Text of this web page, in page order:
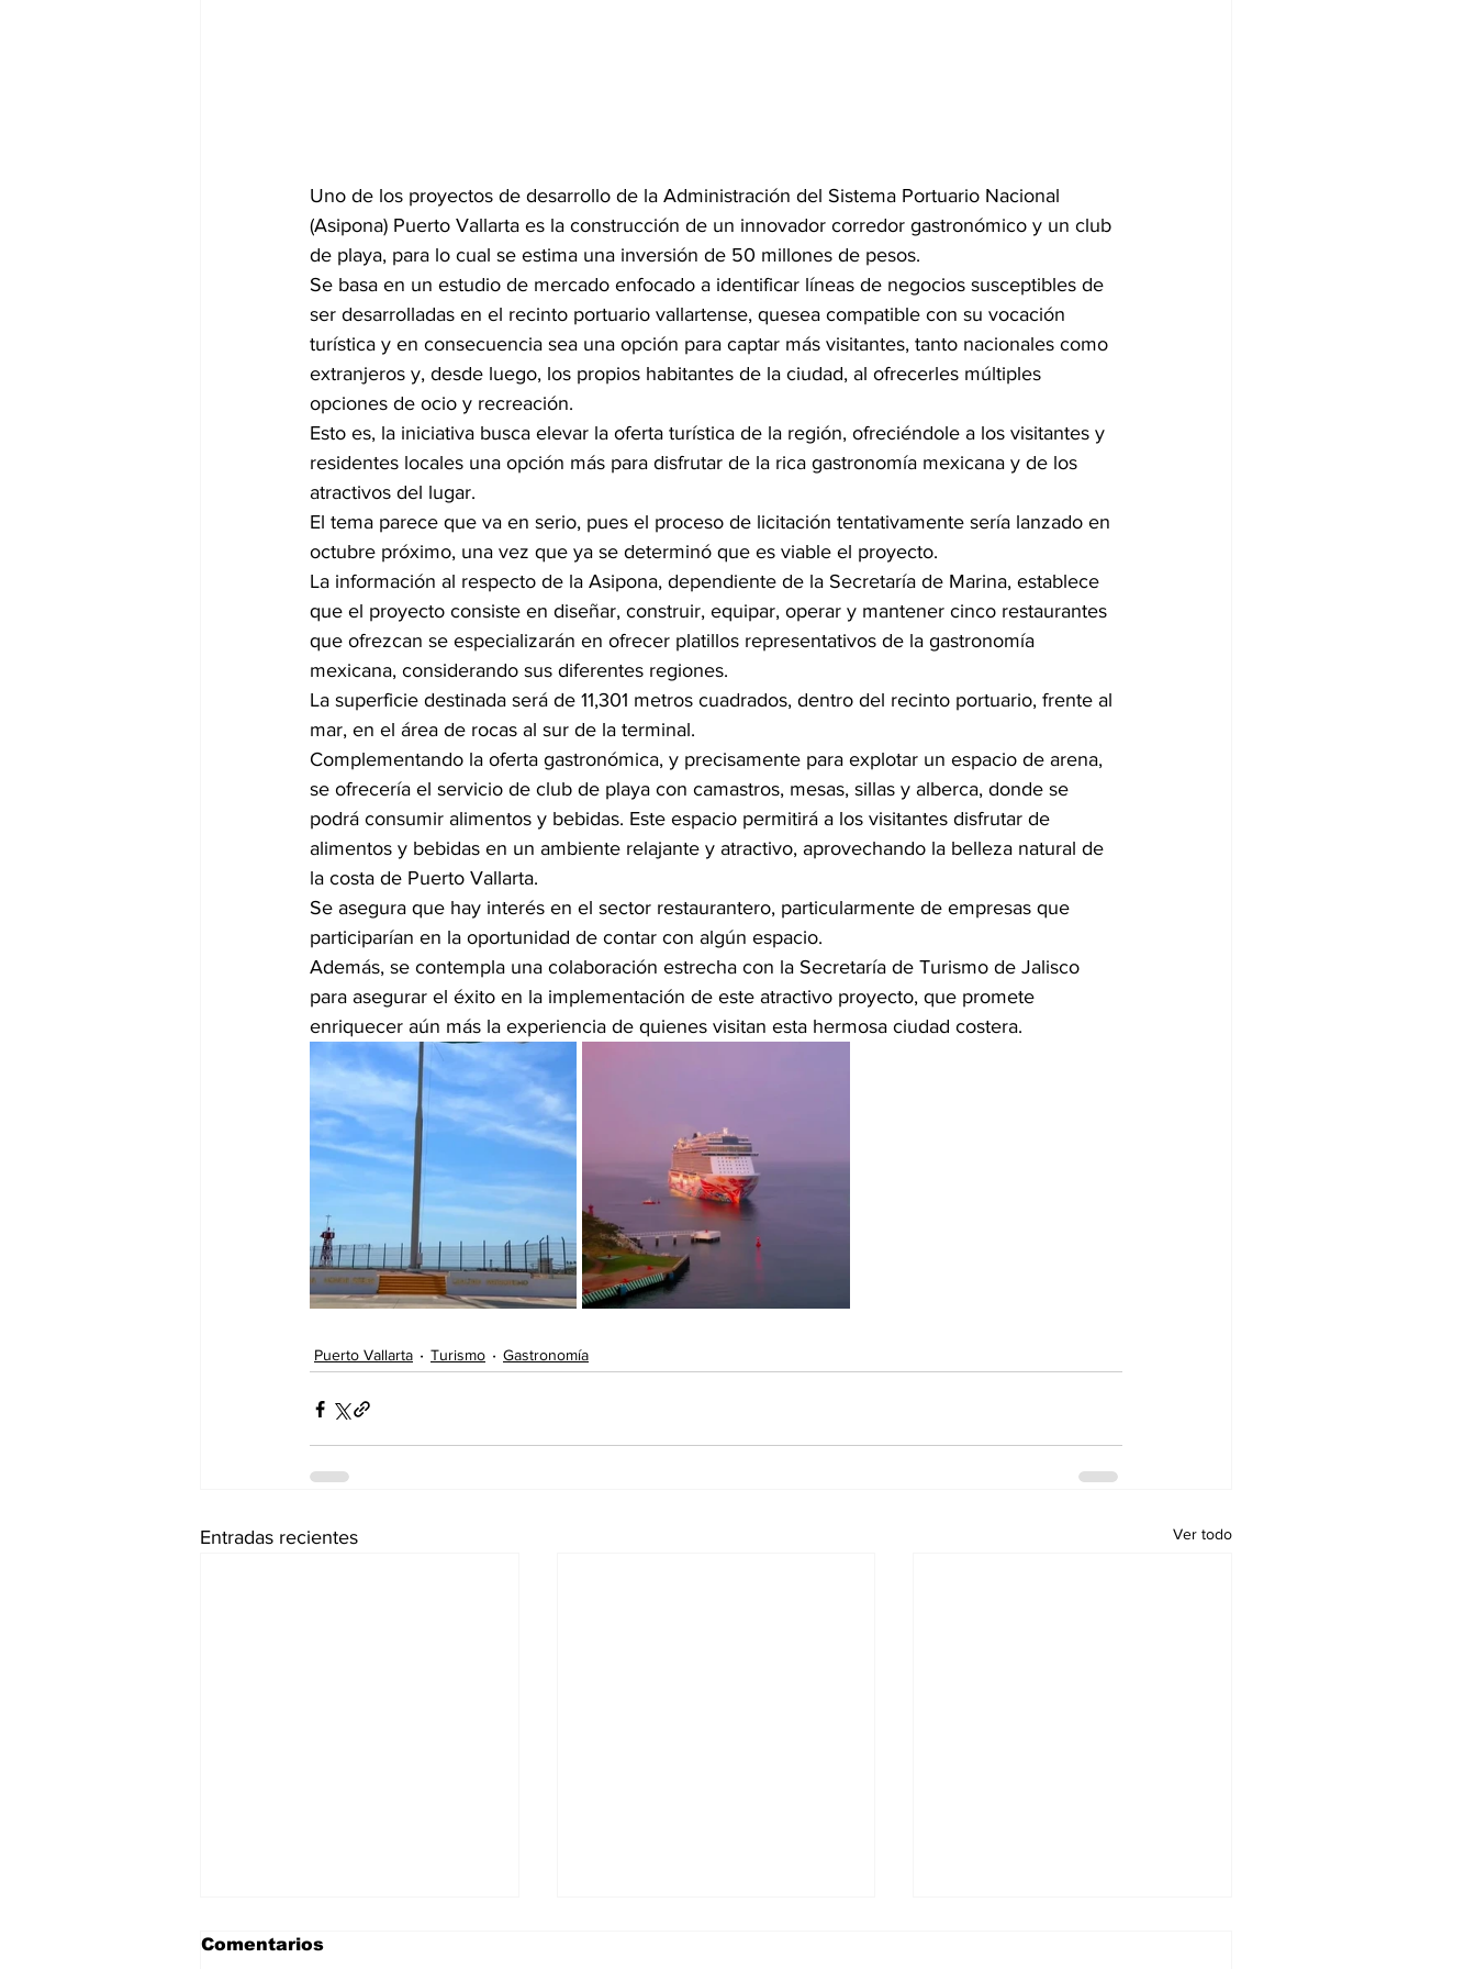
Uno de los proyectos de desarrollo de la Administración del Sistema Portuario Nacional
(Asipona) Puerto Vallarta es la construcción de un innovador corredor gastronómico y un club
de playa, para lo cual se estima una inversión de 50 millones de pesos.
Se basa en un estudio de mercado enfocado a identificar líneas de negocios susceptibles de
ser desarrolladas en el recinto portuario vallartense, quesea compatible con su vocación
turística y en consecuencia sea una opción para captar más visitantes, tanto nacionales como
extranjeros y, desde luego, los propios habitantes de la ciudad, al ofrecerles múltiples
opciones de ocio y recreación.
Esto es, la iniciativa busca elevar la oferta turística de la región, ofreciéndole a los visitantes y
residentes locales una opción más para disfrutar de la rica gastronomía mexicana y de los
atractivos del lugar.
El tema parece que va en serio, pues el proceso de licitación tentativamente sería lanzado en
octubre próximo, una vez que ya se determinó que es viable el proyecto.
La información al respecto de la Asipona, dependiente de la Secretaría de Marina, establece
que el proyecto consiste en diseñar, construir, equipar, operar y mantener cinco restaurantes
que ofrezcan se especializarán en ofrecer platillos representativos de la gastronomía
mexicana, considerando sus diferentes regiones.
La superficie destinada será de 11,301 metros cuadrados, dentro del recinto portuario, frente al
mar, en el área de rocas al sur de la terminal.
Complementando la oferta gastronómica, y precisamente para explotar un espacio de arena,
se ofrecería el servicio de club de playa con camastros, mesas, sillas y alberca, donde se
podrá consumir alimentos y bebidas. Este espacio permitirá a los visitantes disfrutar de
alimentos y bebidas en un ambiente relajante y atractivo, aprovechando la belleza natural de
la costa de Puerto Vallarta.
Se asegura que hay interés en el sector restaurantero, particularmente de empresas que
participarían en la oportunidad de contar con algún espacio.
Además, se contempla una colaboración estrecha con la Secretaría de Turismo de Jalisco
para asegurar el éxito en la implementación de este atractivo proyecto, que promete
enriquecer aún más la experiencia de quienes visitan esta hermosa ciudad costera.
Puerto Vallarta Turismo Gastronomía
Entradas recientes Ver todo
Comentarios